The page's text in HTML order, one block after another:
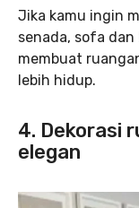
Jika kamu ingin
senada, sofa
membuat
lebih hidup.
4. Dekorasi
elegan